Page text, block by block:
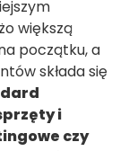
większą
początku, a
składa się
i
czy